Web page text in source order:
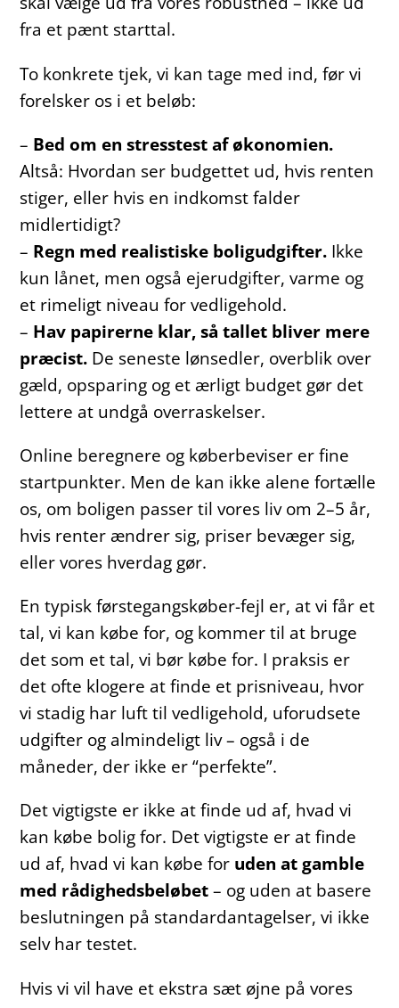
fra et pænt starttal.
To konkrete tjek, vi kan tage med ind, før vi
forelsker os i et beløb:
– Bed om en stresstest af økonomien.
Altså: Hvordan ser budgettet ud, hvis renten
stiger, eller hvis en indkomst falder
midlertidigt?
– Regn med realistiske boligudgifter. Ikke
kun lånet, men også ejerudgifter, varme og
et rimeligt niveau for vedligehold.
– Hav papirerne klar, så tallet bliver mere
præcist. De seneste lønsedler, overblik over
gæld, opsparing og et ærligt budget gør det
lettere at undgå overraskelser.
Online beregnere og køberbeviser er fine
startpunkter. Men de kan ikke alene fortælle
os, om boligen passer til vores liv om 2–5 år,
hvis renter ændrer sig, priser bevæger sig,
eller vores hverdag gør.
En typisk førstegangskøber-fejl er, at vi får et
tal, vi kan købe for, og kommer til at bruge
det som et tal, vi bør købe for. I praksis er
det ofte klogere at finde et prisniveau, hvor
vi stadig har luft til vedligehold, uforudsete
udgifter og almindeligt liv – også i de
måneder, der ikke er “perfekte”.
Det vigtigste er ikke at finde ud af, hvad vi
kan købe bolig for. Det vigtigste er at finde
ud af, hvad vi kan købe for uden at gamble
med rådighedsbeløbet– og uden at basere
beslutningen på standardantagelser, vi ikke
selv har testet.
Hvis vi vil have et ekstra sæt øjne på vores